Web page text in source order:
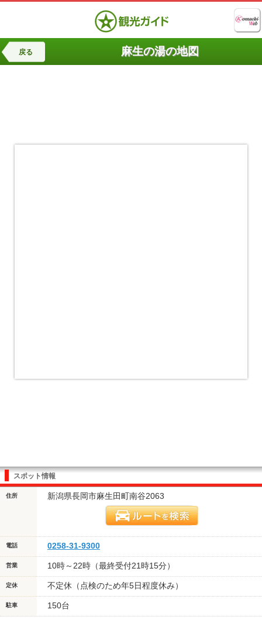
戻る 麻生の湯の地図
スポット情報
住所 新潟県長岡市麻生田町南谷2063
電話 0258-31-9300
営業 10時～22時（最終受付21時15分）
定休 不定休（点検のため年5日程度休み）
駐車 150台